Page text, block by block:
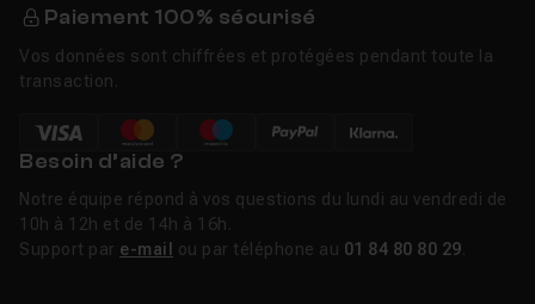
Paiement 100% sécurisé
Vos données sont chiffrées et protégées pendant toute la
transaction.
Besoin d’aide ?
Notre équipe répond à vos questions du lundi au vendredi de
10h à 12h et de 14h à 16h.
Support par e-mail ou par téléphone au 01 84 80 80 29